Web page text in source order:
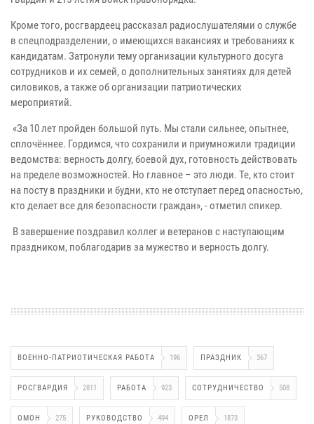
Кроме того, росгвардеец рассказал радиослушателями о службе
в спецподразделении, о имеющихся вакансиях и требованиях к
кандидатам. Затронули тему организации культурного досуга
сотрудников и их семей, о дополнительных занятиях для детей
силовиков, а также об организации патриотических
мероприятий.
«За 10 лет пройден большой путь. Мы стали сильнее, опытнее,
сплочённее. Гордимся, что сохранили и приумножили традиции
ведомства: верность долгу, боевой дух, готовность действовать
на пределе возможностей. Но главное – это люди. Те, кто стоит
на посту в праздники и будни, кто не отступает перед опасностью,
кто делает все для безопасности граждан», - отметил спикер.
В завершение поздравил коллег и ветеранов с наступающим
праздником, поблагодарив за мужество и верность долгу.
ВОЕННО-ПАТРИОТИЧЕСКАЯ РАБОТА 196 ПРАЗДНИК 367
РОСГВАРДИЯ 2811 РАБОТА 923 СОТРУДНИЧЕСТВО 508
ОМОН 275 РУКОВОДСТВО 494 ОРЕЛ 1873